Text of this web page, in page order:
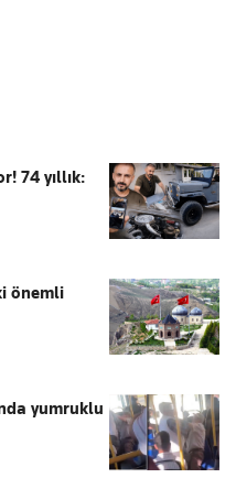
74 yıllık:
önemli
yumruklu